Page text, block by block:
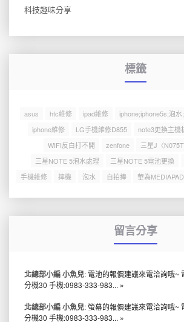
科技趣味分享
標籤
asus htc維修 ipad維修
iphone;iphone5s;泡
iphone維修
LG手機維修D855 note3更換主機
WIFI反白打不開
zenfone
三星J〈
三星NOTE 5泡水處理
三星NOTE 5電池更換
手機維修
摔機 泡水 自拍捧 華為
留言分享
北總部小編 小魚兒: 電池的報價建議來電洽詢哦~
分機30 手機:0983-333-983... »
北總部小編 小魚兒: 螢幕的報價建議來電洽詢哦~
分機30 手機:0983-333-983... »